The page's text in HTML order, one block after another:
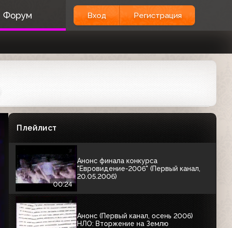
Форум Вход Регистрация
Плейлист
00:41
Анонс фильма "С Дона выдачи нет"
(Первый канал, 19.04.2006)
Анонс, часы и начало новостей
00:44
Анонс программы "Весна с Иваном
00:24
Анонс финала конкурса
"Евровидение-2006" (Первый канал,
20.05.2006)
Анонс (Первый канал, осень 2006)
НЛО: Вторжение на Землю